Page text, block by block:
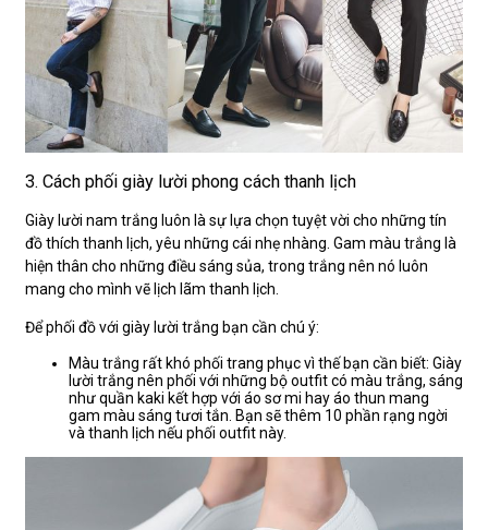
3. Cách phối giày lười phong cách thanh lịch
Giày lười nam trắng luôn là sự lựa chọn tuyệt vời cho những tín
đồ thích thanh lịch, yêu những cái nhẹ nhàng. Gam màu trắng là
hiện thân cho những điều sáng sủa, trong trắng nên nó luôn
mang cho mình vẽ lịch lãm thanh lịch.
Để phối đồ với giày lười trắng bạn cần chú ý:
Màu trắng rất khó phối trang phục vì thế bạn cần biết: Giày
lười trắng nên phối với những bộ outfit có màu trắng, sáng
như quần kaki kết hợp với áo sơ mi hay áo thun mang
gam màu sáng tươi tắn. Bạn sẽ thêm 10 phần rạng ngời
và thanh lịch nếu phối outfit này.